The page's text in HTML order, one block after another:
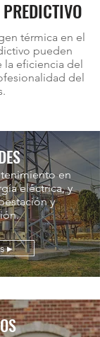
térmica en el
pueden
la eficiencia del
del
en
eléctrica, y
y
▸